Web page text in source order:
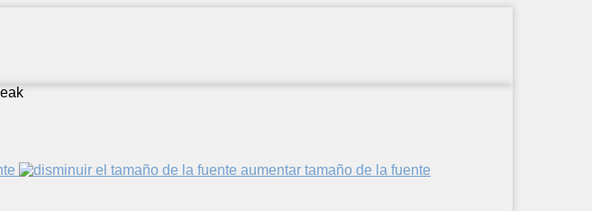
aumentar tamaño de la fuente